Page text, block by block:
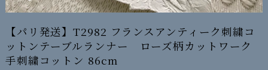
【パリ発送】T2982 フランスアンティーク刺繍コ
ットンテーブルランナー ローズ柄カットワーク
手刺繍コットン 86cm